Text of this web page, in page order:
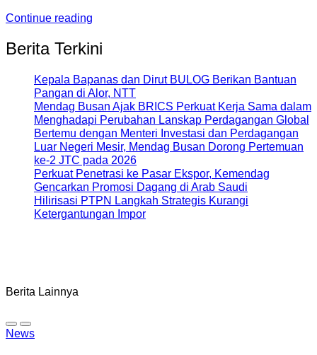
Continue reading
Berita Terkini
Kepala Bapanas dan Dirut BULOG Berikan Bantuan
Pangan di Alor, NTT
Mendag Busan Ajak BRICS Perkuat Kerja Sama dalam
Menghadapi Perubahan Lanskap Perdagangan Global
Bertemu dengan Menteri Investasi dan Perdagangan
Luar Negeri Mesir, Mendag Busan Dorong Pertemuan
ke-2 JTC pada 2026
Perkuat Penetrasi ke Pasar Ekspor, Kemendag
Gencarkan Promosi Dagang di Arab Saudi
Hilirisasi PTPN Langkah Strategis Kurangi
Ketergantungan Impor
Berita Lainnya
News